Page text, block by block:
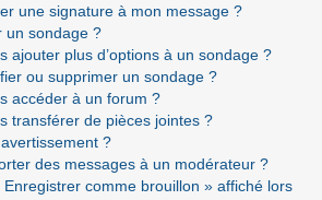
une signature à mon message ?
un sondage ?
ajouter plus d’options à un sondage ?
ou supprimer un sondage ?
accéder à un forum ?
transférer de pièces jointes ?
?
des messages à un modérateur ?
comme brouillon » affiché lors